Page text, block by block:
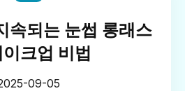
속되는 눈썹 롱래스
크업 비법
09-05